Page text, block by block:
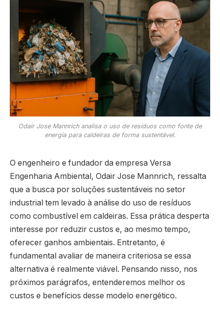
Odair Jose Mannrich analisa o uso de resíduos como fonte de
energia para caldeiras de forma sustentável.
O engenheiro e fundador da empresa Versa
Engenharia Ambiental, Odair Jose Mannrich, ressalta
que a busca por soluções sustentáveis no setor
industrial tem levado à análise do uso de resíduos
como combustível em caldeiras. Essa prática desperta
interesse por reduzir custos e, ao mesmo tempo,
oferecer ganhos ambientais. Entretanto, é
fundamental avaliar de maneira criteriosa se essa
alternativa é realmente viável. Pensando nisso, nos
próximos parágrafos, entenderemos melhor os
custos e benefícios desse modelo energético.